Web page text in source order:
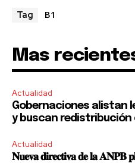
Tag B1
Mas
Actualidad
Gobernaciones alistan
y buscan redistribución
Actualidad
𝐍𝐮𝐞𝐯𝐚 𝐝𝐢𝐫𝐞𝐜𝐭𝐢𝐯𝐚 𝐝𝐞 𝐥𝐚 𝐀𝐍𝐏𝐁